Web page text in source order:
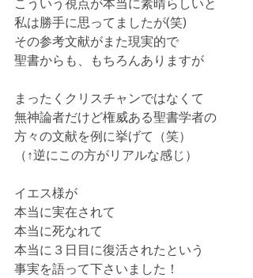
私は勝手に思ってましたが(笑)
その参考文献がまた現実的で
聖書からも、もちろんありますが
まったくクリスチャンではなくて
無神論者だけど権威ある聖書学者の
方々の文献を例に挙げて（笑）
（↑逆にこの方がリアルな感じ）
イエス様が
本当に実在されて
本当に死なれて
本当に３日目に復活されたという
事実を語って下さいました！